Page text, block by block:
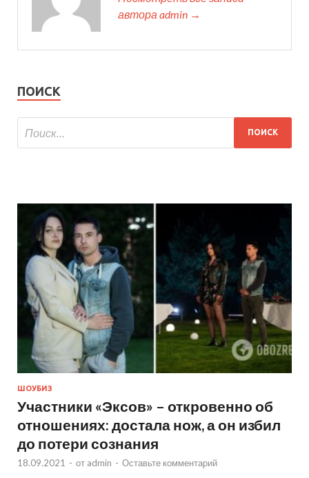
автора admin →
ПОИСК
ШОУБИЗ
Участники «Эксов» – откровенно об
отношениях: достала нож, а он избил
до потери сознания
18.09.2021 - от admin - Оставьте комментарий